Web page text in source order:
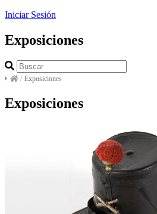
Iniciar Sesión
Exposiciones
/ Exposiciones
Exposiciones